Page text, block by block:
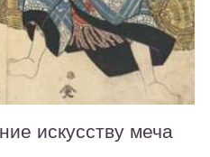
искусству меча